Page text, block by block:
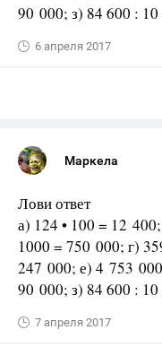
90 000; з) 84 600 :
6 апреля 2017
Маркела
Лови ответ
а) 124 • 100 = 12
1000 = 750 000; г)
247 000; е) 4 753
90 000; з) 84 600 :
7 апреля 2017